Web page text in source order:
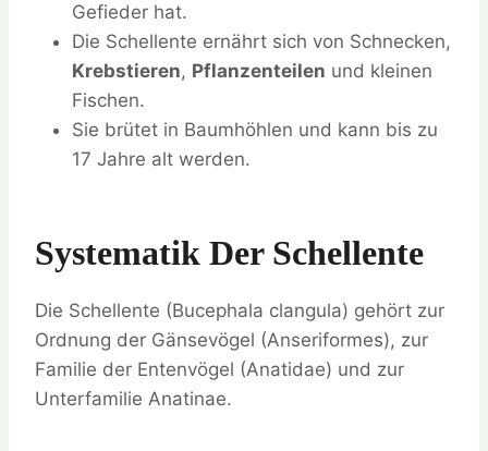
Gefieder hat.
Die Schellente ernährt sich von Schnecken,
Krebstieren, Pflanzenteilen und kleinen
Fischen.
Sie brütet in Baumhöhlen und kann bis zu
17 Jahre alt werden.
Systematik Der Schellente
Die Schellente (Bucephala clangula) gehört zur
Ordnung der Gänsevögel (Anseriformes), zur
Familie der Entenvögel (Anatidae) und zur
Unterfamilie Anatinae.